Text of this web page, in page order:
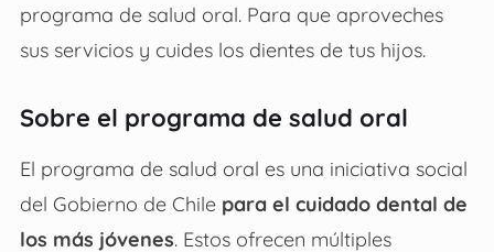
programa de salud oral. Para que aproveches
sus servicios y cuides los dientes de tus hijos.
Sobre el programa de salud oral
El programa de salud oral es una iniciativa social
del Gobierno de Chile para el cuidado dental de
los más jóvenes. Estos ofrecen múltiples